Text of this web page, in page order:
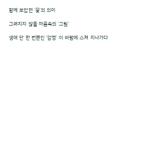
함께 보았던 ‘꽃’의 의미
그려지지 않을 마음속의 ‘그림’
생애 단 한 번뿐인 ‘감정’ 이 바람에 스쳐 지나가다